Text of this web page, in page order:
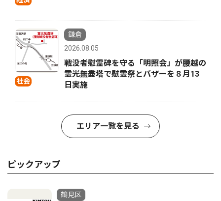
社会
鎌倉
2026.08.05
戦没者慰霊碑を守る「明照会」が腰越の
霊光無盡塔で慰霊祭とバザーを８月13
日実施
エリア一覧を見る
ピックアップ
鶴見区